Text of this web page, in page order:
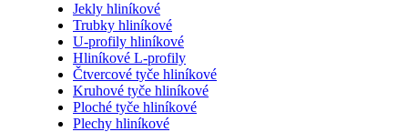
Jekly hliníkové
Trubky hliníkové
U-profily hliníkové
Hliníkové L-profily
Čtvercové tyče hliníkové
Kruhové tyče hliníkové
Ploché tyče hliníkové
Plechy hliníkové